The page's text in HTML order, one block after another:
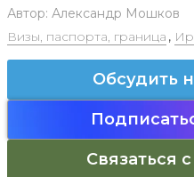
Автор: Александр Мошков
Визы, паспорта, граница ,
Обсудить
Связаться